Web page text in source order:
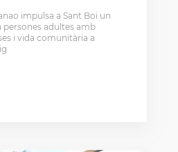
impulsa a Sant Boi un
persones adultes amb
i vida comunitària a